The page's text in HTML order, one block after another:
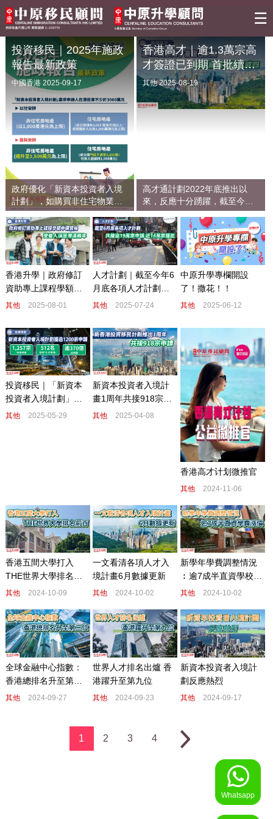
Whatsapp
☰
關於我們
移民資訊
熱門活動
最新情報
移民情報
升學情報
實用資訊
聯絡我們
免費評估
香港(852) 8300 0530 / (852) 8300 0368
中國 4001 209 166
中原地產
中原工商舖 中原海外物業 中原新加坡
免責聲明：本網站所提供資料僅供參考，一切以當地政府最新公佈為準。若因錯漏而引致任何
© 2026 中原移民顧問(香港)有限公司 Centaline Immigration Consultants (HK) Limited 版權
投資移民｜2025年施政
報告最新政策
中國香港2025-09-17
政府優化「新資本投資者入境
計劃」，如購買非住宅物業，
可算入額由1,000萬元提升至
1,500萬元，而住宅成交價門檻
則降至3000萬元。
香港高才｜逾1.3萬宗高
才簽證已到期 首批續簽
率達五成四
其他2025-08-19
高才通計劃2022年底推出以
來，反應十分踴躍，截至今年7
月底，共收到近14萬宗申請，
當中約11萬宗獲批，超過9萬
名高才抵港。
香港升學｜政府修訂
資助專上課程學額申
請資格 受養人須居港
其他 2025-08-01
人才計劃｜截至今年6
月底各項人才計劃共
接逾19萬宗申請 近14
其他 2025-07-24
中原升學專欄開設
了！撒花！！
其他 2025-06-12
投資移民｜「新資本
投資者入境計劃」獲
逾1200宗申請 料為港
其他 2025-05-29
新資本投資者入境計
畫1周年共接918宗申
請
其他 2025-04-08
香港高才计划微推官
其他 2024-11-06
香港五間大學打入
THE世界大學排名前
百
其他 2024-10-09
一文看清各項人才入
境計畫6月數據更新
其他 2024-10-02
新學年學費調整情況
︰逾7成半直資學校學
費漲價
其他 2024-10-02
全球金融中心指數：
香港總排名升至第三
位
其他 2024-09-27
世界人才排名出爐 香
港躍升至第九位
其他 2024-09-23
新資本投資者入境計
劃反應熱烈
其他 2024-09-17
1 2 3 4